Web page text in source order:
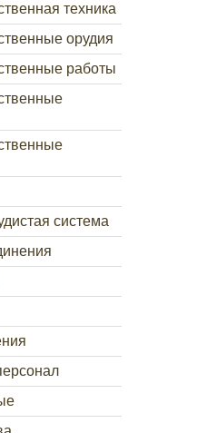
техника
орудия
работы
система